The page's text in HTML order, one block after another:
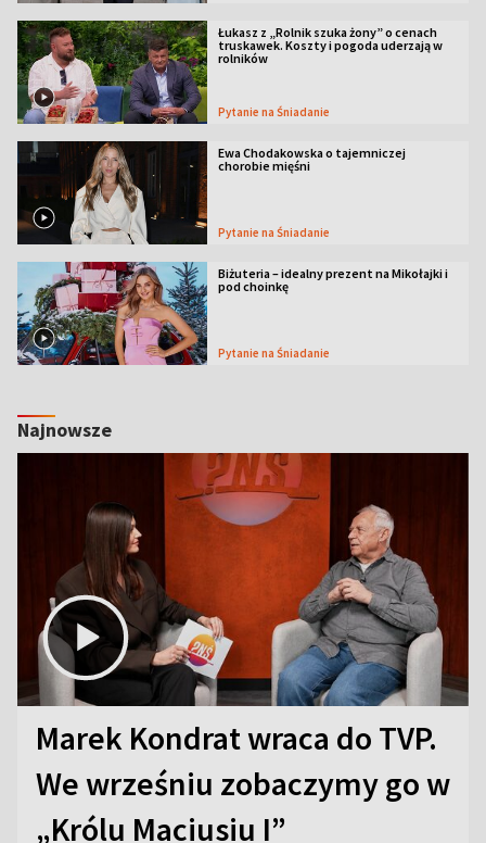
Łukasz z „Rolnik szuka żony” o cenach
truskawek. Koszty i pogoda uderzają w
rolników
Pytanie na Śniadanie
Ewa Chodakowska o tajemniczej
chorobie mięśni
Pytanie na Śniadanie
Biżuteria – idealny prezent na Mikołajki i
pod choinkę
Pytanie na Śniadanie
Najnowsze
Marek Kondrat wraca do TVP.
We wrześniu zobaczymy go w
„Królu Maciusiu I”